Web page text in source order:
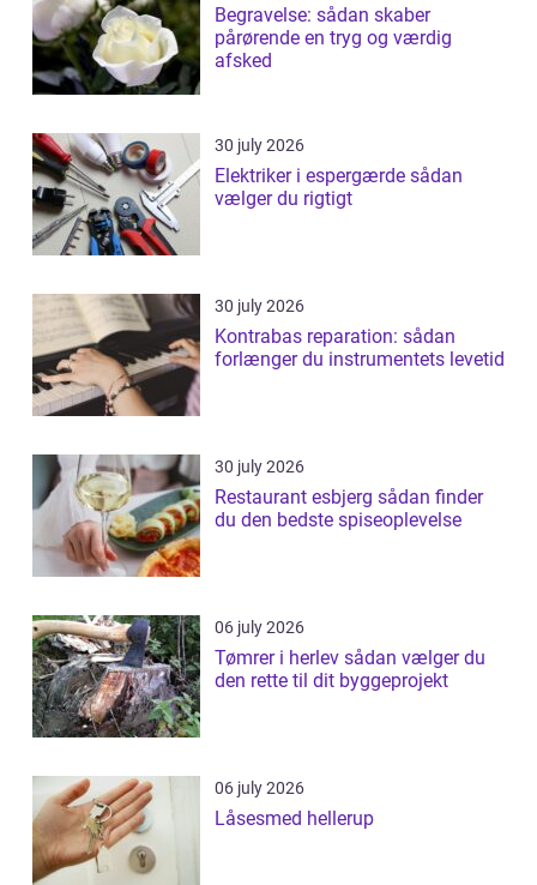
Begravelse: sådan skaber
pårørende en tryg og værdig
afsked
30 july 2026
Elektriker i espergærde sådan
vælger du rigtigt
30 july 2026
Kontrabas reparation: sådan
forlænger du instrumentets levetid
30 july 2026
Restaurant esbjerg sådan finder
du den bedste spiseoplevelse
06 july 2026
Tømrer i herlev sådan vælger du
den rette til dit byggeprojekt
06 july 2026
Låsesmed hellerup